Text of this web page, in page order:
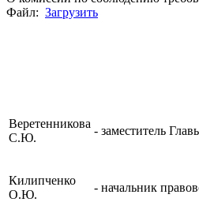
Файл: Загрузить
Веретенникова
С.Ю.
- заместитель
Килипченко
О.Ю.
- начальник